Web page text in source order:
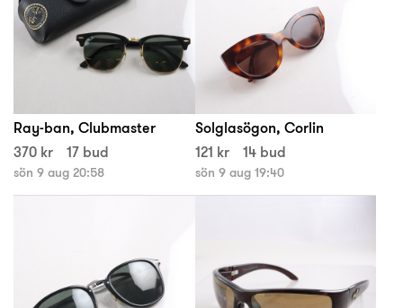
Ray-ban, Clubmaster
370 kr
17 bud
sön 9 aug 20:58
Solglasögon, Corlin
121 kr
14 bud
sön 9 aug 19:40